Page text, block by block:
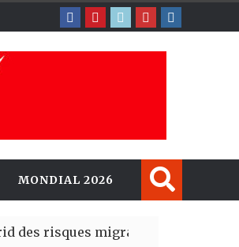
MONDIAL 2026
migratoires dès juillet